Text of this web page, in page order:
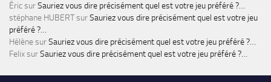
ÉricsurSauriez vous dire précisément quel est votre jeu préféré ?…
stéphane HUBERTsurSauriez vous dire précisément quel est votre jeu
préféré ?…
HélènesurSauriez vous dire précisément quel est votre jeu préféré ?…
FelixsurSauriez vous dire précisément quel est votre jeu préféré ?…